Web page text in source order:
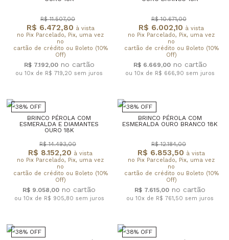
R$ 6.472,80 à vista
no Pix Parcelado, Pix, uma vez
no
cartão de crédito ou Boleto (10%
Off)
R$ 11.507,00
R$ 7.192,00
ou 10x de R$ 719,20 sem juros
R$ 6.002,10 à vista
no Pix Parcelado, Pix, uma vez
no
cartão de crédito ou Boleto (10%
Off)
R$ 10.671,00
R$ 6.669,00
ou 10x de R$ 666,90 sem juros
38% OFF
BRINCO PÉROLA COM
ESMERALDA E DIAMANTES
OURO 18K
R$ 8.152,20 à vista
no Pix Parcelado, Pix, uma vez
no
cartão de crédito ou Boleto (10%
Off)
R$ 14.493,00
R$ 9.058,00
ou 10x de R$ 905,80 sem juros
38% OFF
BRINCO PÉROLA COM
ESMERALDA OURO BRANCO 18K
R$ 6.853,50 à vista
no Pix Parcelado, Pix, uma vez
no
cartão de crédito ou Boleto (10%
Off)
R$ 12.184,00
R$ 7.615,00
ou 10x de R$ 761,50 sem juros
38% OFF
38% OFF